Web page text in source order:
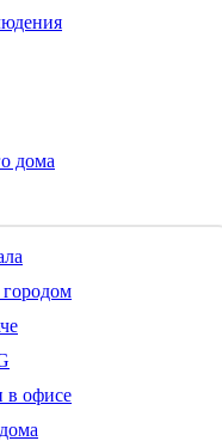
дома
в офисе